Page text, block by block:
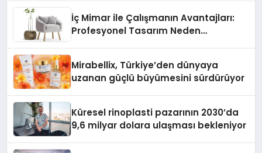
İç Mimar ile Çalışmanın Avantajları:
Profesyonel Tasarım Neden
Mirabellix, Türkiye’den dünyaya
uzanan güçlü büyümesini sürdürüyor
Küresel rinoplasti pazarının 2030’da
9,6 milyar dolara ulaşması bekleniyor